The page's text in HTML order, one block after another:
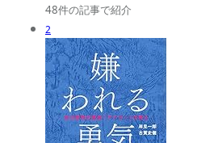
48件の記事で紹介
2